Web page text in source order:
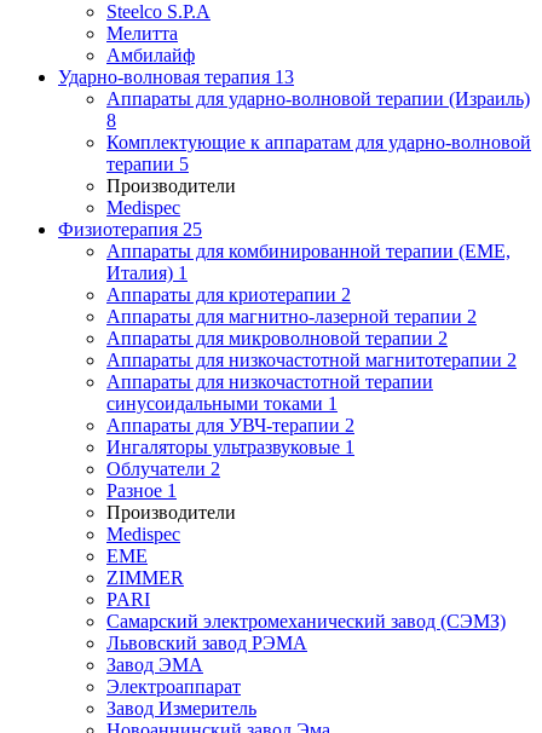
Steelco S.P.A
Мелитта
Амбилайф
Ударно-волновая терапия 13
Аппараты для ударно-волновой терапии (Израиль)
8
Комплектующие к аппаратам для ударно-волновой
терапии 5
Производители
Medispec
Физиотерапия 25
Аппараты для комбинированной терапии (EME,
Италия) 1
Аппараты для криотерапии 2
Аппараты для магнитно-лазерной терапии 2
Аппараты для микроволновой терапии 2
Аппараты для низкочастотной магнитотерапии 2
Аппараты для низкочастотной терапии
синусоидальными токами 1
Аппараты для УВЧ-терапии 2
Ингаляторы ультразвуковые 1
Облучатели 2
Разное 1
Производители
Medispec
EME
ZIMMER
PARI
Самарский электромеханический завод (СЭМЗ)
Львовский завод РЭМА
Завод ЭМА
Электроаппарат
Завод Измеритель